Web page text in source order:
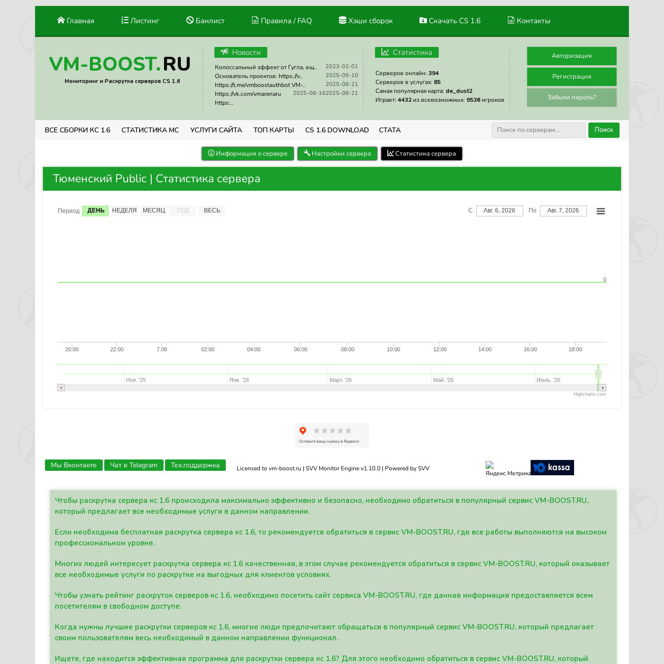
Главная Листинг Банлист Правила / FAQ Хэши сборок Скачать CS 1.6 Контакты
VM-BOOST.RU
Мониторинг и Раскрутка серверов CS 1.6
Новости
2023-02-01
Колоссальный эффект от Гугла, ещ..
2025-09-10
Основатель проектов: https://v..
2025-08-21
https://t.me/vmboostauthbot VM-..
2025-08-21
2025-08-16
https://vk.com/vmarenaru
https:..
Статистика
Серверов онлайн: 394
Серверов в услугах: 85
Самая популярная карта: de_dust2
Играет: 4432 из всевозможных: 9536 игроков
Авторизация
Регистрация
Забыли пароль?
ВСЕ СБОРКИ КС 1.6 СТАТИСТИКА МС УСЛУГИ САЙТА ТОП КАРТЫ CS 1.6 DOWNLOAD СТАТА Поиск
Информация о сервере Настройки сервера Статистика сервера
Тюменский Public | Статистика сервера
Период ДЕНЬ НЕДЕЛЯ МЕСЯЦ ГОД ВЕСЬ С Авг. 6, 2026 По Авг. 7, 2026
20:00 22:00 7.08 02:00 04:00 06:00 08:00 10:00 12:00 14:00 16:00 18:00
Ноя. '25 Янв. '26 Март. '26 Май. '26 Июль. '26
0
Highcharts.com
Licensed to vm-boost.ru | SVV Monitor Engine v1.10.0 | Powered by SVV
Мы Вконтакте Чат в Telegram Тех.поддержка
Чтобы раскрутка сервера кс 1.6 происходила максимально эффективно и безопасно, необходимо обратиться в популярный сервис VM-BOOST.RU,
который предлагает все необходимые услуги в данном направлении.
Если необходима бесплатная раскрутка сервера кс 1.6, то рекомендуется обратиться в сервис VM-BOOST.RU, где все работы выполняются на высоком
профессиональном уровне.
Многих людей интересует раскрутка сервера кс 1.6 качественная, в этом случае рекомендуется обратиться в сервис VM-BOOST.RU, который оказывает
все необходимые услуги по раскрутке на выгодных для клиентов условиях.
Чтобы узнать рейтинг раскруток серверов кс 1.6, необходимо посетить сайт сервиса VM-BOOST.RU, где данная информация предоставляется всем
посетителям в свободном доступе.
Когда нужны лучшие раскрутки серверов кс 1.6, многие люди предпочитают обращаться в популярный сервис VM-BOOST.RU, который предлагает
своим пользователям весь необходимый в данном направлении функционал.
Ищете, где находится эффективная программа для раскрутки сервера кс 1.6? Для этого необходимо обратиться в сервис VM-BOOST.RU, который